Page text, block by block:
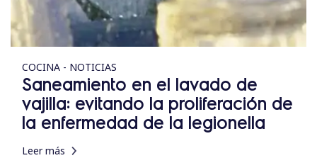
COCINA - NOTICIAS
Saneamiento en el lavado de
vajilla: evitando la proliferación de
la enfermedad de la legionella
Leer más